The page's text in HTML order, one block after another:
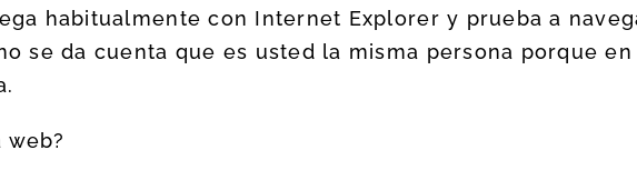
habitualmente con Internet Explorer y prueba a
se da cuenta que es usted la misma persona porque